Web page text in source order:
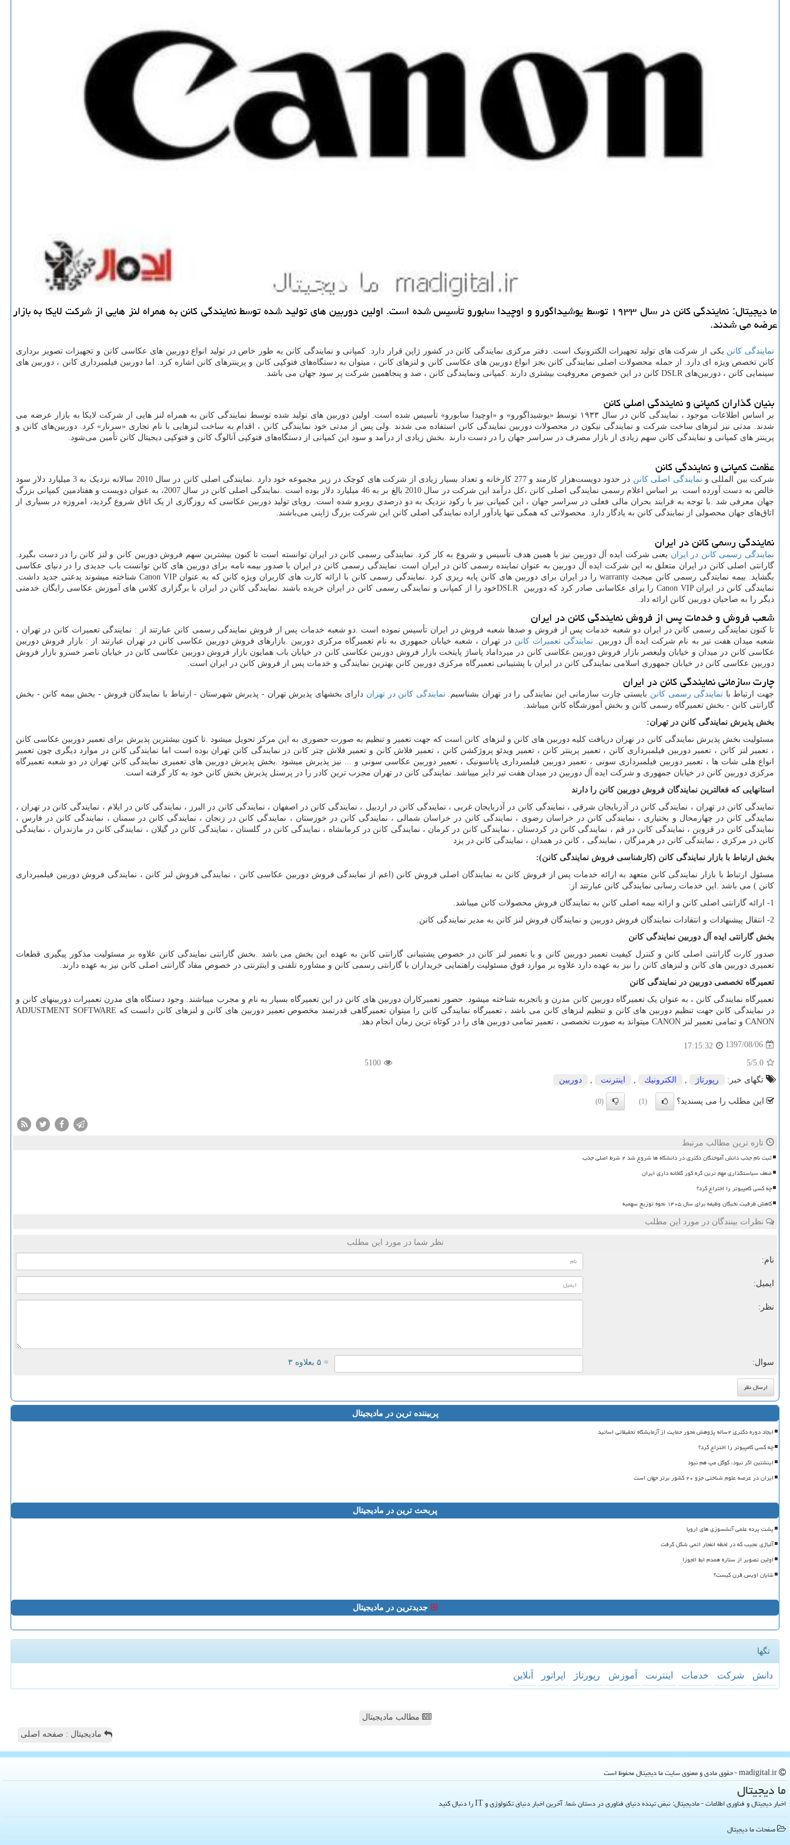
ما دیجیتال: نمایندگی كانن در سال ۱۹۳۳ توسط یوشیداگورو و اوچیدا سابورو تأسیس شده است. اولین دوربین های تولید شده توسط نمایندگی كانن به همراه لنز هایی از شركت لایكا به بازار
عرضه می شدند.
نمایندگی کانن یکی از شرکت های تولید تجهیزات الکترونیک است. دفتر مرکزی نمایندگی کانن در کشور ژاپن قرار دارد. کمپانی و نمایندگی کانن به طور خاص در تولید انواع دوربین های عکاسی کانن و تجهیزات تصویر برداری
کانن تخصص ویژه ای دارد. از جمله محصولات اصلی نمایندگی کانن بجز انواع دوربین های عکاسی کانن و لنزهای کانن ، میتوان به دستگاه‌های فتوکپی کانن و پرینترهای کانن اشاره کرد. اما دوربین فیلمبرداری کانن ، دوربین های
سینمایی کانن ، دوربین‌های DSLR کانن در این خصوص معروفیت بیشتری دارند .کمپانی ونمایندگی کانن ، صد و پنجاهمین شرکت پر سود جهان می باشد.
بنیان گذاران کمپانی و نمایندگی اصلی کانن
بر اساس اطلاعات موجود ، نمایندگی کانن در سال ۱۹۳۳ توسط «یوشیداگورو» و «اوچیدا سابورو» تأسیس شده است. اولین دوربین های تولید شده توسط نمایندگی کانن به همراه لنز هایی از شرکت لایکا به بازار عرضه می
شدند. مدتی نیز لنزهای ساخت شرکت و نمایندگی نیکون در محصولات دوربین نمایندگی کانن استفاده می شدند.ولی پس از مدتی خود نمایندگی کانن ، اقدام به ساخت لنزهایی با نام تجاری «سرنار» کرد. دوربین‌های کانن و
پرینتر های کمپانی و نمایندگی کانن سهم زیادی از بازار مصرف در سراسر جهان را در دست دارند .بخش زیادی از درآمد و سود این کمپانی از دستگاه‌های فتوکپی آنالوگ کانن و فتوکپی دیجیتال کانن تأمین می‌شود.
عظمت کمپانی و نمایندگی کانن
شرکت بین المللی و نمایندگی اصلی کانن در حدود دویست‌هزار کارمند و 277 کارخانه و تعداد بسیار زیادی از شرکت های کوچک در زیر مجموعه خود دارد .
نمایندگی اصلی کانن در سال 2010 سالانه نزدیک به 3 ميليارد دلار سود
خالص به دست آورده است. بر اساس اعلام رسمی نمایندگی اصلی کانن ،کل درآمد این شرکت در سال 2010 بالغ بر به 46 ميليارد دلار بوده است
.نمایندگی اصلی کانن در سال2007، به عنوان دویست و هفتادمین کمپانی بزرگ
جهان معرفی شد .با توجه به فرایند بحران مالی فعلی در سراسر جهان ، این کمپانی نیز با رکود نزدیک به دو درصدي روبرو شده است. رویای تولید دوربین عکاسی که روزگاری از یک اتاق شروع گردید، امروزه در بسیاری از
اتاق‌های جهان محصولی از نمایندگی کانن به یادگار دارد. محصولاتی که همگی تنها یادآور اراده نمایندگی اصلی کانن این شرکت بزرگ ژاپنی می‌باشند.
نمایندگی رسمی کانن در ایران
نمایندگی رسمی کانن در ایران یعنی شرکت ایده آل دوربین نیز با همین هدف تأسیس و شروع به کار کرد. نمایندگی رسمی کانن در ایران توانسته است تا کنون بیشترین سهم فروش دوربین کانن و لنز کانن را در دست بگیرد.
گارانتی اصلی کانن در ایران متعلق به این شرکت ایده آل دوربین به عنوان نماینده رسمی کانن در ایران است. نمایندگی رسمی کانن در ایران با صدور بیمه نامه برای دوربین های کانن توانست باب جدیدی را در دنیای عکاسی
بگشاید. بیمه نمایندگی رسمی کانن مبحث warranty را در ایران برای دوربین های کانن پایه ریزی کرد .نمایندگی رسمی کانن با ارائه کارت های کاربران ویژه کانن که به عنوان Canon VIP شناخته میشوند بدعتی جدید داشت.
نمایندگی کانن در ایران Canon VIP را برای عکاسانی صادر کرد که دوربین DSLRخود را از کمپانی و نمایندگی رسمی کانن در ایران خریده باشند.نمایندگی کانن در ایران با برگزاری کلاس‌ های آموزش عکاسی رایگان خدمتی
دیگر را به صاحبان دوربین کانن ارائه داد.
شعب فروش و خدمات پس از فروش نمایندگی کانن در ایران
تا کنون نمایندگی رسمی کانن در ایران دو شعبه خدمات پس از فروش و صدها شعبه فروش در ایران تأسیس نموده است .دو شعبه خدمات پس از فروش نمایندگی رسمی کانن عبارتند از : نمایندگی تعمیرات کانن در تهران ،
شعبه میدان هفت تیر به نام شرکت ایده آل دوربین. نمایندگی تعمیرات کانن در تهران ، شعبه خیابان جمهوری به نام تعمیرگاه مرکزی دوربین .بازارهای فروش دوربین عکاسی کانن در تهران عبارتند از : بازار فروش دوربین
عکاسی کانن در میدان و خیابان ولیعصر بازار فروش دوربین عکاسی کانن در میرداماد پاساژ پایتخت بازار فروش دوربین عکاسی کانن در خیابان باب همایون بازار فروش دوربین عکاسی کانن در خیابان ناصر خسرو بازار فروش
دوربین عکاسی کانن در خیابان جمهوری اسلامی نمایندگی کانن در ایران با پشتیبانی تعمیرگاه مرکزی دوربین کانن بهترین نمایندگی و خدمات پس از فروش کانن در ایران است.
چارت سازمانی نمایندگی کانن در ایران
جهت ارتباط با نمایندگی رسمی کانن بایستی چارت سازمانی این نمایندگی را در تهران بشناسیم. نمایندگی کانن در تهران دارای بخشهای پذیرش تهران - پذیرش شهرستان - ارتباط با نمایندگان فروش - بخش بیمه کانن - بخش
گارانتی کانن - بخش تعمیرگاه رسمی کانن و بخش آموزشگاه کانن میباشد.
بخش پذیرش نمایندگی کانن در تهران:
مسئولیت بخش پذیرش نمایندگی کانن در تهران دریافت کلیه دوربین های کانن و لنزهای کانن است که جهت تعمیر و تنظیم به صورت حضوری به این مرکز تحویل میشود .تا کنون بیشترین پذیرش برای تعمیر دوربین عکاسی کانن
، تعمیر لنز کانن ، تعمیر دوربین فیلمبرداری کانن ، تعمیر پرینتر کانن ، تعمیر ویدئو پروژکشن کانن ، تعمیر فلاش کانن و تعمیر فلاش چتر کانن در نمایندگی کانن تهران بوده است اما نمایندگی کانن در موارد دیگری چون تعمیر
انواع هلی شات ها ، تعمیر دوربین فیلمبرداری سونی ، تعمیر دوربین فیلمبرداری پاناسونیک ، تعمیر دوربین عکاسی سونی و ... نیز پذیرش میشود .بخش پذیرش دوربین های تعمیری نمایندگی کانن تهران در دو شعبه تعمیرگاه
مرکزی دوربین کانن در خیابان جمهوری و شرکت ایده آل دوربین در میدان هفت تیر دایر میباشد. نمایندگی کانن در تهران مجرب ترین کادر را در پرسنل پذیرش بخش کانن خود به کار گرفته است.
استانهایی که فعالترین نمایندگان فروش دوربین کانن را دارند
نمایندگی کانن در تهران ، نمایندگی کانن در آذربایجان شرقی ، نمایندگی کانن در آذربایجان غربی ، نمایندگی کانن در اردبیل ، نمایندگی کانن در اصفهان ، نمایندگی کانن در البرز ، نمایندگی کانن در ایلام ، نمایندگی کانن در تهران ،
نمایندگی کانن در چهارمحال و بختیاری ، نمایندگی کانن در خراسان رضوی ، نمایندگی کانن در خراسان شمالی ، نمایندگی کانن در خوزستان ، نمایندگی کانن در زنجان ، نمایندگی کانن در سمنان ، نمایندگی کانن در فارس ،
نمایندگی کانن در قزوین ، نمایندگی کانن در قم ، نمایندگی کانن در کردستان ، نمایندگی کانن در کرمان ، نمایندگی کانن در کرمانشاه ، نمایندگی کانن در گلستان ، نمایندگی کانن در گیلان ، نمایندگی کانن در مازندران ، نمایندگی
کانن در مرکزی ، نمایندگی کانن در هرمزگان ، نمایندگی ، کانن در همدان ، نمایندگی کانن در یزد
بخش ارتباط با بازار نمایندگی کانن (کارشناسی فروش نمایندگی کانن):
مسئول ارتباط با بازار نمایندگی کانن متعهد به ارائه خدمات پس از فروش کانن به نمایندگان اصلی فروش کانن (اعم از نمایندگی فروش دوربین عکاسی کانن ، نمایندگی فروش لنز کانن ، نمایندگی فروش دوربین فیلمبرداری
کانن ) می باشد . این خدمات رسانی نمایندگی کانن عبارتند از:
1- ارائه گارانتی اصلی کانن و ارائه بیمه اصلی کانن به نمایندگان فروش محصولات کانن میباشد.
2- انتقال پیشنهادات و انتقادات نمایندگان فروش دوربین و نمایندگان فروش لنز کانن به مدیر نمایندگی کانن.
بخش گارانتی ایده آل دوربین نمایندگی کانن
صدور کارت گارانتی اصلی کانن و کنترل کیفیت تعمیر دوربین کانن و یا تعمیر لنز کانن در خصوص پشتیبانی گارانتی کانن به عهده این بخش می باشد .بخش گارانتی نمایندگی کانن علاوه بر مسئولیت مذکور پیگیری قطعات
تعمیری دوربین های کانن و لنزهای کانن را نیز به عهده دارد علاوه بر موارد فوق مسئولیت راهنمایی خریداران با گارانتی رسمی کانن و مشاوره تلفنی و اینترنتی در خصوص مفاد گارانتی اصلی کانن نیز به عهده دارند.
تعمیرگاه تخصصی دوربین در نمایندگی کانن
تعمیرگاه نمایندگی کانن ، به عنوان یک تعمیرگاه دوربین کانن مدرن و باتجربه شناخته میشود. حضور تعمیرکاران دوربین های کانن در این تعمیرگاه بسیار به نام و مجرب میباشند. وجود دستگاه های مدرن تعمیرات دوربینهای کانن و
ADJUSTMENT SOFTWARE در نمایندگی کانن جهت تنظیم دوربین های کانن و تنظیم لنزهای کانن می باشد ، تعمیرگاه نمایندگی کانن را میتوان تعمیرگاهی قدرتمند مخصوص تعمیر دوربین های کانن و لنزهای کانن دانست که
میتواند به صورت تخصصی ، تعمیر تمامی دوربین های CANON و تمامی تعمیر لنز CANON را در کوتاه ترین زمان انجام دهد.
1397/08/06
17:15:32
5.0
/5
5100
تگهای خبر:
رپورتاژ الكترونیك اینترنت دوربین
این مطلب را می پسندید؟ (1)
(0)
تازه ترین مطالب مرتبط
ثبت نام جذب دانش آموختگان دکتری در دانشگاه ها شروع شد ۲ شرط اصلی جذب
ضعف سیاستگذاری مهم ترین گره کور گلخانه داری ایران
چه کسی کامپیوتر را اختراع کرد؟
کاهش ظرفیت نخبگان وظیفه برای سال ۱۴۰۵ نحوه توزیع سهمیه
نظرات بینندگان در مورد این مطلب
نظر شما در مورد این مطلب
نام:
ایمیل:
نظر:
سوال: = ۵ بعلاوه ۳
پربیننده ترین در مادیجیتال
ایجاد دوره دکتری ۲ساله پژوهش محور حمایت از آزمایشگاه تحقیقاتی اساتید
چه کسی کامپیوتر را اختراع کرد؟
اینشتین اگر نبود، گوگل مپ هم نبود
ایران در عرصه علوم شناختی جزو ۲۰ کشور برتر جهان است
پربحث ترین در مادیجیتال
پشت پرده علمی آتشسوزی های اروپا
آلیاژی عجیب که در لحظه انفجار اتمی شکل گرفت
اولین تصویر از ستاره همدم ابط الجوزا
شایان اویس قرن کیست؟
جدیدترین در مادیجیتال
تگها
دانش شركت خدمات اینترنت آموزش رپورتاژ اپراتور آنلاین
مطالب مادیجیتال
مادیجیتال : صفحه اصلی
ما دیجیتال
اخبار دیجیتال و فناوری اطلاعات - مادیجیتال: نبض تپنده دنیای فناوری در دستان شما. آخرین اخبار دنیای تکنولوژی و IT را دنبال کنید
صفحات ما دیجیتال